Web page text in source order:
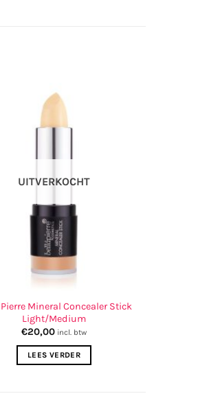
UITVERKOCHT
Mineral Concealer Stick
Light/Medium
€20,00 incl. btw
LEES VERDER